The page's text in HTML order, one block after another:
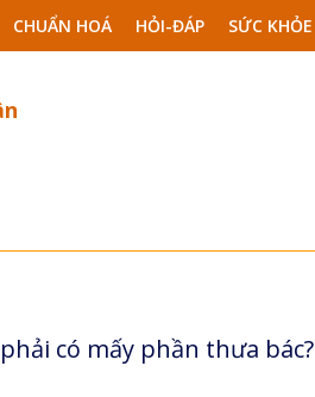
CHUẨN HOÁ HỎI-ĐÁP SỨC KHỎE
có mấy phần thưa bác?